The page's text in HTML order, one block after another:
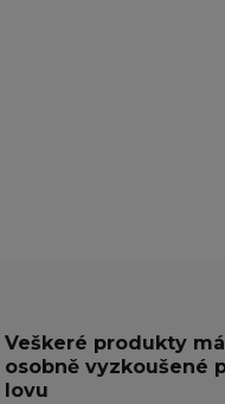
Veškeré produkty
osobně vyzkoušené
lovu